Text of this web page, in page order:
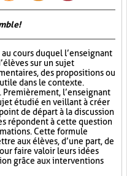
cours duquel l’enseignant
sur un sujet
des propositions ou
dans le contexte.
Premièrement, l’enseignant
étudié en veillant à créer
de départ à la discussion
répondent à cette question
Cette formule
aux élèves, d’une part, de
faire valoir leurs idées
grâce aux interventions